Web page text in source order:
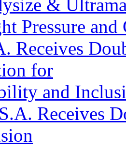
&
Pressure
Receives